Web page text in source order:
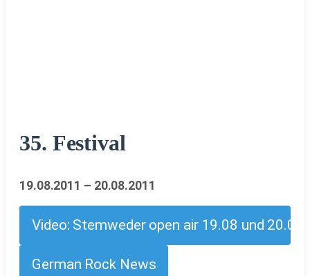
35. Festival
19.08.2011 – 20.08.2011
Video: Stemweder open air 19.08 und
German Rock News